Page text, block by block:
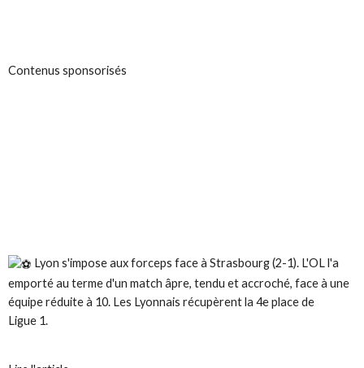
Contenus sponsorisés
Lyon s'impose aux forceps face à Strasbourg (2-1). L'OL l'a
emporté au terme d'un match âpre, tendu et accroché, face à une
équipe réduite à 10. Les Lyonnais récupèrent la 4e place de
Ligue 1.